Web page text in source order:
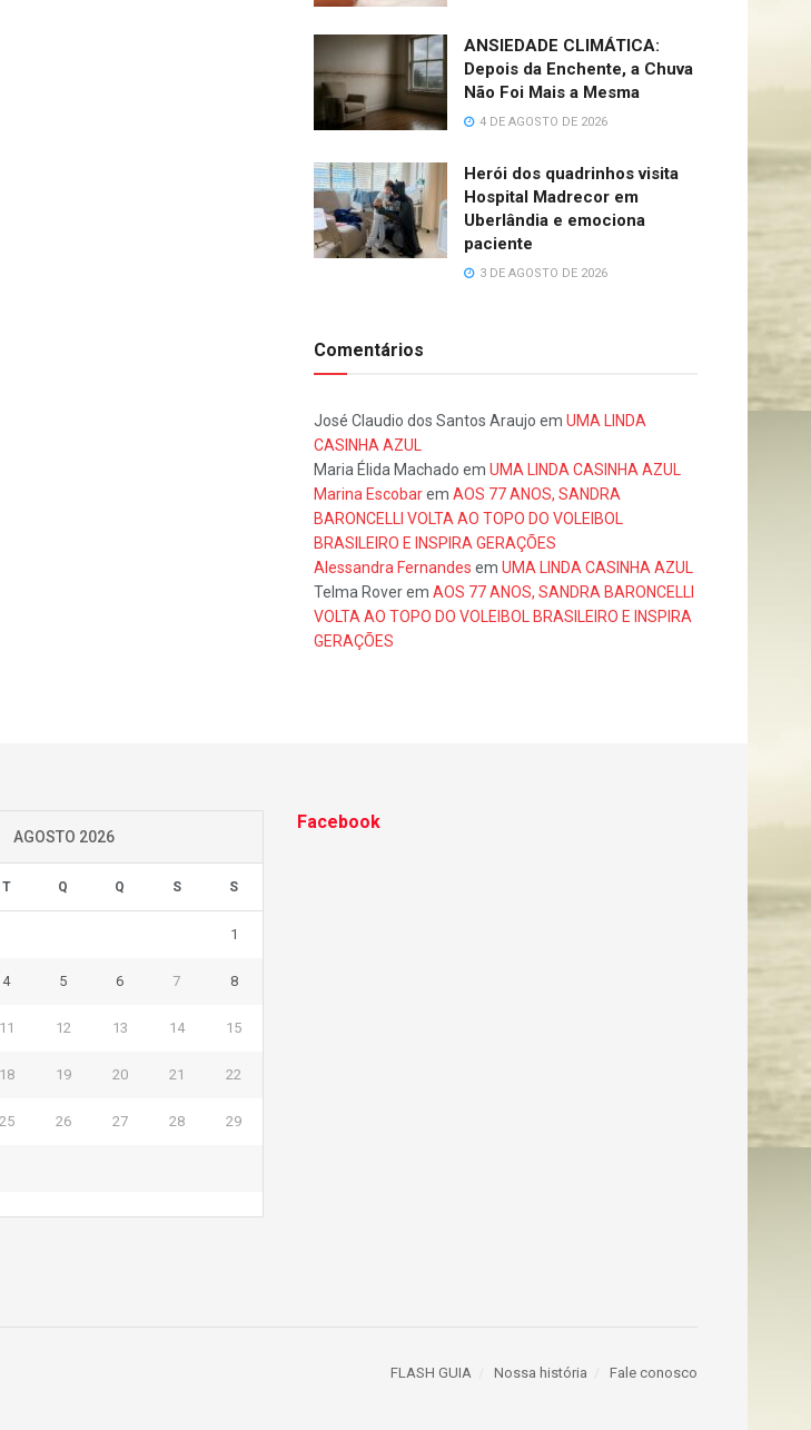
ANSIEDADE CLIMÁTICA:
Depois da Enchente, a Chuva
Não Foi Mais a Mesma
4 DE AGOSTO DE 2026
Herói dos quadrinhos visita
Hospital Madrecor em
Uberlândia e emociona
paciente
3 DE AGOSTO DE 2026
Comentários
José Claudio dos Santos Araujo em UMA LINDA
CASINHA AZUL
Maria Élida Machado em UMA LINDA CASINHA AZUL
Marina Escobarem AOS 77 ANOS, SANDRA
BARONCELLI VOLTA AO TOPO DO VOLEIBOL
BRASILEIRO E INSPIRA GERAÇÕES
Alessandra Fernandes em UMA LINDA CASINHA AZUL
Telma Roverem AOS 77 ANOS, SANDRA BARONCELLI
VOLTA AO TOPO DO VOLEIBOL BRASILEIRO E INSPIRA
GERAÇÕES
AGOSTO 2026
T Q Q S S
1
4 5 6 7 8
11 12 13 14 15
18 19 20 21 22
25 26 27 28 29
Facebook
FLASH GUIA Nossa história Fale conosco